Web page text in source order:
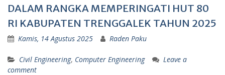
DALAM RANGKA MEMPERINGATI HUT 80
RI KABUPATEN TRENGGALEK TAHUN 2025
Kamis, 14 Agustus 2025 Raden Paku
Civil Engineering, Computer Engineering
Leave a
comment